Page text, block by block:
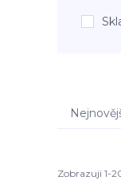
Zobrazuji 1-